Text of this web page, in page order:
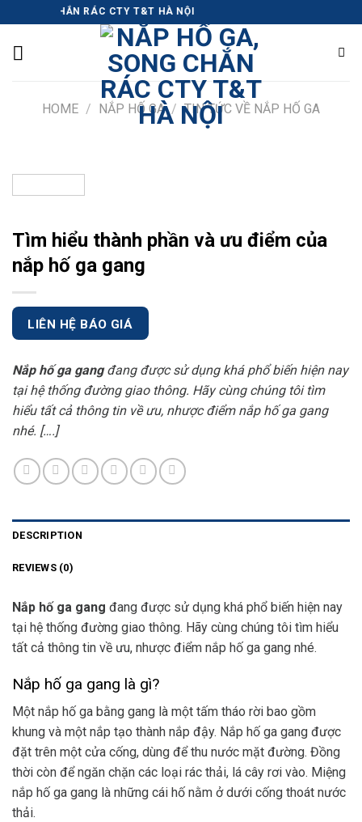
content
CHẮN RÁC CTY T&T HÀ NỘI
HOME / NẮP HỐ GA / TIN TỨC VỀ NẮP HỐ GA
Tìm hiểu thành phần và ưu điểm của
nắp hố ga gang
LIÊN HỆ BÁO GIÁ
Nắp hố ga gangđang được sử dụng khá phổ biến hiện nay
tại hệ thống đường giao thông. Hãy cùng chúng tôi tìm
hiểu tất cả thông tin về ưu, nhược điểm nắp hố ga gang
nhé. [….]
DESCRIPTION
REVIEWS (0)
Nắp hố ga gang đang được sử dụng khá phổ biến hiện nay
tại hệ thống đường giao thông. Hãy cùng chúng tôi tìm hiểu
tất cả thông tin về ưu, nhược điểm nắp hố ga gang nhé.
Nắp hố ga gang là gì?
Một nắp hố ga bằng gang là một tấm tháo rời bao gồm
khung và một nắp tạo thành nắp đậy. Nắp hố ga gang được
đặt trên một cửa cống, dùng để thu nước mặt đường. Đồng
thời còn để ngăn chặn các loại rác thải, lá cây rơi vào. Miệng
nắp hố ga gang là những cái hố nằm ở dưới cống thoát nước
thải.